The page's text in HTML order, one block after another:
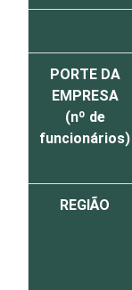
PORTE DA
EMPRESA
(nº de
funcionários)
REGIÃO